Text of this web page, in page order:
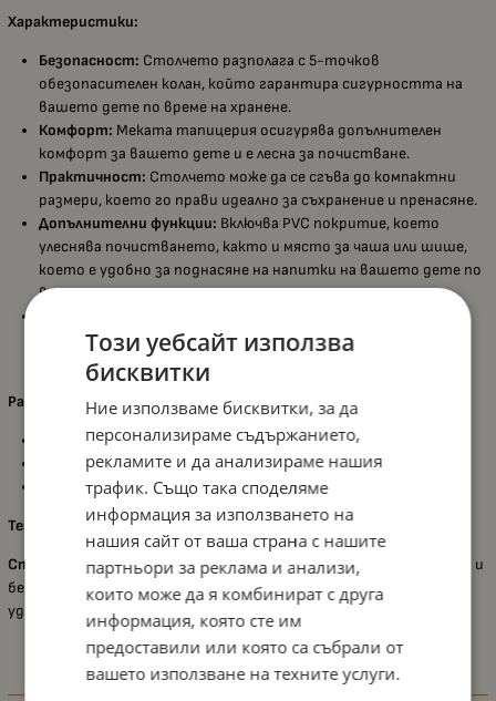
Характеристики:
Безопасност: Столчето разполага с 5-точков
обезопасителен колан, който гарантира сигурността на
вашето дете по време на хранене.
Комфорт: Меката тапицерия осигурява допълнителен
комфорт за вашето дете и е лесна за почистване.
Практичност: Столчето може да се сгъва до компактни
размери, което го прави идеално за съхранение и пренасяне.
Допълнителни функции: Включва PVC покритие, което
улеснява почистването, както и място за чаша или шише,
което е удобно за поднасяне на напитки на вашето дете по
време на хранене.
съответствие с Европейския стандарт за безопасност
БДС EN 14988:2017+A1:2020 - Детски високи столчета.
Размери:
Височина: 78 см;
Ширина: 62 см;
Дълбочина: 101 см.
Тегло: 5.7 кг
Столчето за хранене Lorelli - Marcel е практично, функционално и
безопасно решение за вашето дете, което ви осигурява
удобство и спокойствие по време на хранене.
Този уебсайт използва
бисквитки
Ние използваме бисквитки, за да
персонализираме съдържанието,
рекламите и да анализираме нашия
трафик. Също така споделяме
информация за използването на
нашия сайт от ваша страна с нашите
партньори за реклама и анализи,
които може да я комбинират с друга
информация, която сте им
предоставили или която са събрали от
вашето използване на техните услуги.